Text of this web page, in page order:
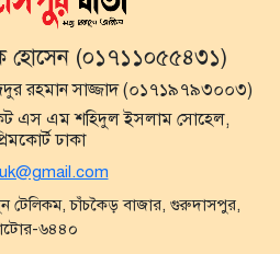
হোসেন (০১৭১১০৫৫৪৩১)
রহমান সাজ্জাদ (০১৭১৯৭৯৩০০৩)
এস এম শহিদুল ইসলাম সোহেল,
ঢাকা
মুন টেলিকম, চাঁচকৈড় বাজার, গুরুদাসপুর,
৬৪৪০